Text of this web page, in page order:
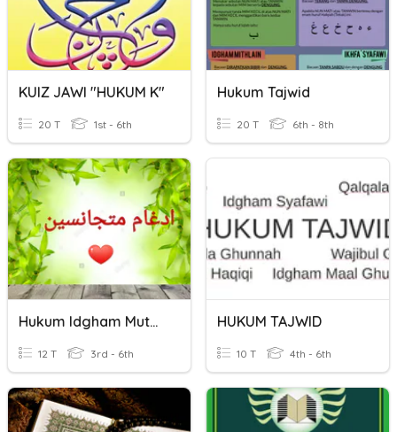
KUIZ JAWI "HUKUM K"
20 T 1st - 6th
Hukum Tajwid
20 T 6th - 8th
Hukum Idgham Mutajanisain
12 T 3rd - 6th
HUKUM TAJWID
10 T 4th - 6th